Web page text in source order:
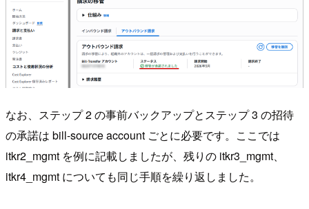
なお、ステップ 2 の事前バックアップとステップ 3 の招待
の承諾は bill-source account ごとに必要です。ここでは
itkr2_mgmt を例に記載しましたが、残りの itkr3_mgmt、
itkr4_mgmt についても同じ手順を繰り返しました。